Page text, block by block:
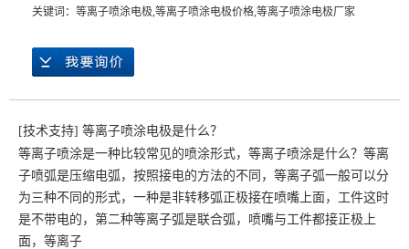
关键词： 等离子喷涂电极 等离子喷涂电极价格 等离子喷涂电极厂家
[技术支持] 等离子喷涂电极是什么？
等离子喷涂是一种比较常见的喷涂形式，等离子喷涂是什么？等离
子喷弧是压缩电弧，按照接电的方法的不同，等离子弧一般可以分
为三种不同的形式，一种是非转移弧正极接在喷嘴上面，工件这时
是不带电的，第二种等离子弧是联合弧，喷嘴与工件都接正极上
面，等离子